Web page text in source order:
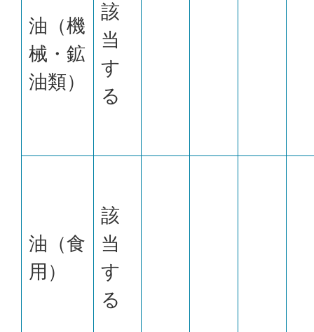
油（機
械・鉱
油類）
該
当
す
る
油（食
用）
該
当
す
る